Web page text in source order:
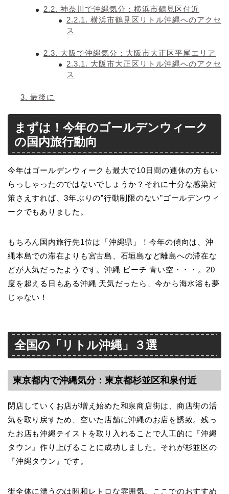
2.2. 神奈川で沖縄気分：横浜市鶴見区付近
2.2.1. 横浜市鶴見区リトル沖縄へのアクセ
ス
2.3. 大阪で沖縄気分：大阪市大正区平尾エリア
2.3.1. 大阪市大正区リトル沖縄へのアクセ
ス
3. 最後に
まずは！今年のゴールデンウィーク
の国内旅行動向
今年はゴールデンウィークも最大で10日間の連休の方もい
らっしゃったのではないでしょうか？それに十分な感染対
策さえすれば、3年ぶりの”行動制限のない”ゴールデンウィ
ークでもありました。
もちろん国内旅行先1位は「沖縄県」！今年の傾向は、沖
縄本島での滞在よりも宮古島、石垣島など離島への滞在な
どが人気だったようです。沖縄 ビーチ 青い空・・・。20
度を超える日もある沖縄 天気だったら、今から海水浴も夢
じゃない！
全国の「リトル沖縄」３選
東京都内で沖縄気分：東京都杉並区和泉付近
閉店していくお店が増え始めた和泉商店街は、商店街の活
気を取り戻すため、空いた店舗に沖縄のお店を誘致。残っ
たお店も沖縄テイストを取り入れることで人工的に『沖縄
タウン』作り上げることに成功しました。それが杉並区の
『沖縄タウン』です。
街全体に漂うのは昭和レトロな雰囲気。ここでのおすすめ